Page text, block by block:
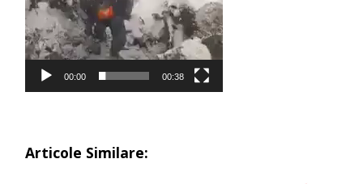
00:00 00:38
Articole Similare: